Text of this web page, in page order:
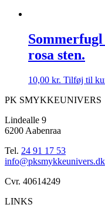
rosa sten.
10,00 kr. Tilføj til
PK SMYKKEUNIVERS
Lindealle 9
6200 Aabenraa
Tel. 24 91 17 53
info@pksmykkeunivers.dk
Cvr. 40614249
LINKS